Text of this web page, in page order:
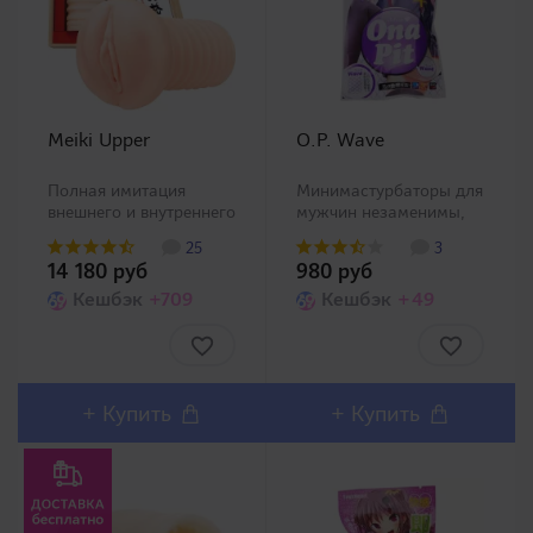
Meiki Upper
Полная имитация
внешнего и внутреннего
влагалища! Одна из
самых реалистичных и
популярных линеек
Разработка данного
продукта производил..
25
14 180 руб
Кешбэк +709
+ Купить
O.P. Wave
Минимастурбаторы для
мужчин незаменимы,
совмещающей
минимум усилий с
максимальным
Даже несмотря на свои
комфортные размеры,
такие игрушки дают
ощущения несрав..
3
980 руб
Кешбэк +49
+ Купить